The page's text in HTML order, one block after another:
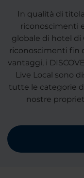
In qualità di
riconoscimenti
globale di hotel di
riconoscimenti fin
vantaggi, i
Live Local sono
tutte le categorie
nostre